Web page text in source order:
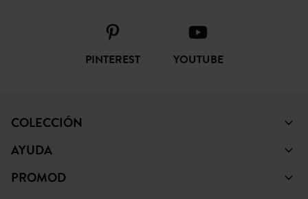
PINTEREST YOUTUBE
COLECCIÓN
AYUDA
PROMOD